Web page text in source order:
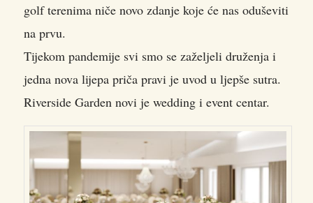
golf terenima niče novo zdanje koje će nas oduševiti
na prvu.
Tijekom pandemije svi smo se zaželjeli druženja i
jedna nova lijepa priča pravi je uvod u ljepše sutra.
Riverside Garden novi je wedding i event centar.